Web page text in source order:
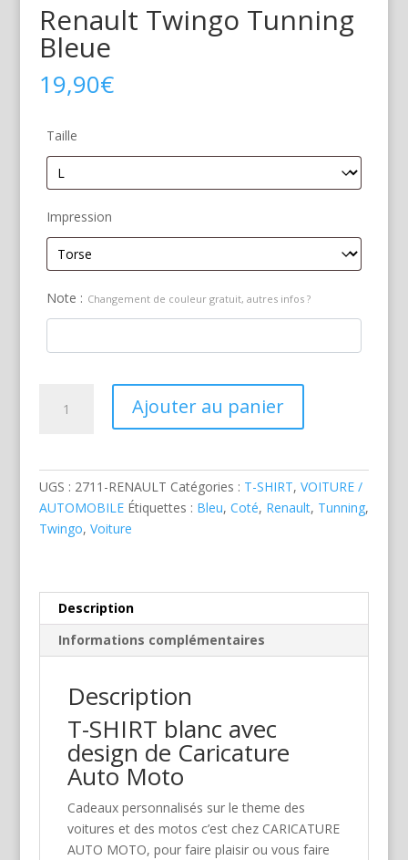
Renault Twingo Tunning
Bleue
19,90€
Taille
Impression
Note : Changement de couleur gratuit, autres infos ?
Ajouter au panier
UGS : 2711-RENAULT Catégories : T-SHIRT, VOITURE /
AUTOMOBILE Étiquettes : Bleu, Coté, Renault, Tunning,
Twingo, Voiture
Description
Informations complémentaires
Description
T-SHIRT blanc avec
design de Caricature
Auto Moto
Cadeaux personnalisés sur le theme des
voitures et des motos c’est chez CARICATURE
AUTO MOTO, pour faire plaisir ou vous faire